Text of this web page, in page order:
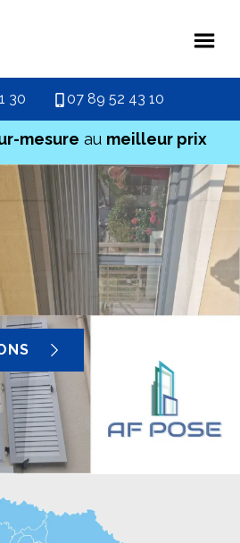
30 07 89 52 43 10
mesure au meilleur prix